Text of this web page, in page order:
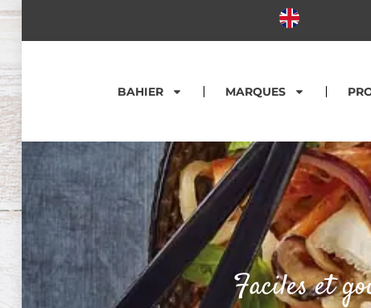
BAHIER MARQUES
Faciles et